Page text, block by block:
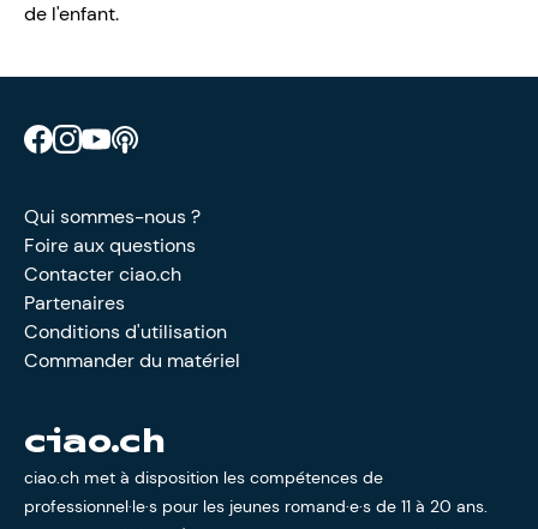
de l'enfant.
Retrouve CIAO sur Facebook
Retrouve CIAO sur Instagram
Retrouve CIAO sur YouTube
Qui sommes-nous ?
Foire aux questions
Contacter ciao.ch
Partenaires
Conditions d'utilisation
Commander du matériel
ciao.ch
ciao.ch met à disposition les compétences de
professionnel·le·s pour les jeunes romand·e·s de 11 à 20 ans.